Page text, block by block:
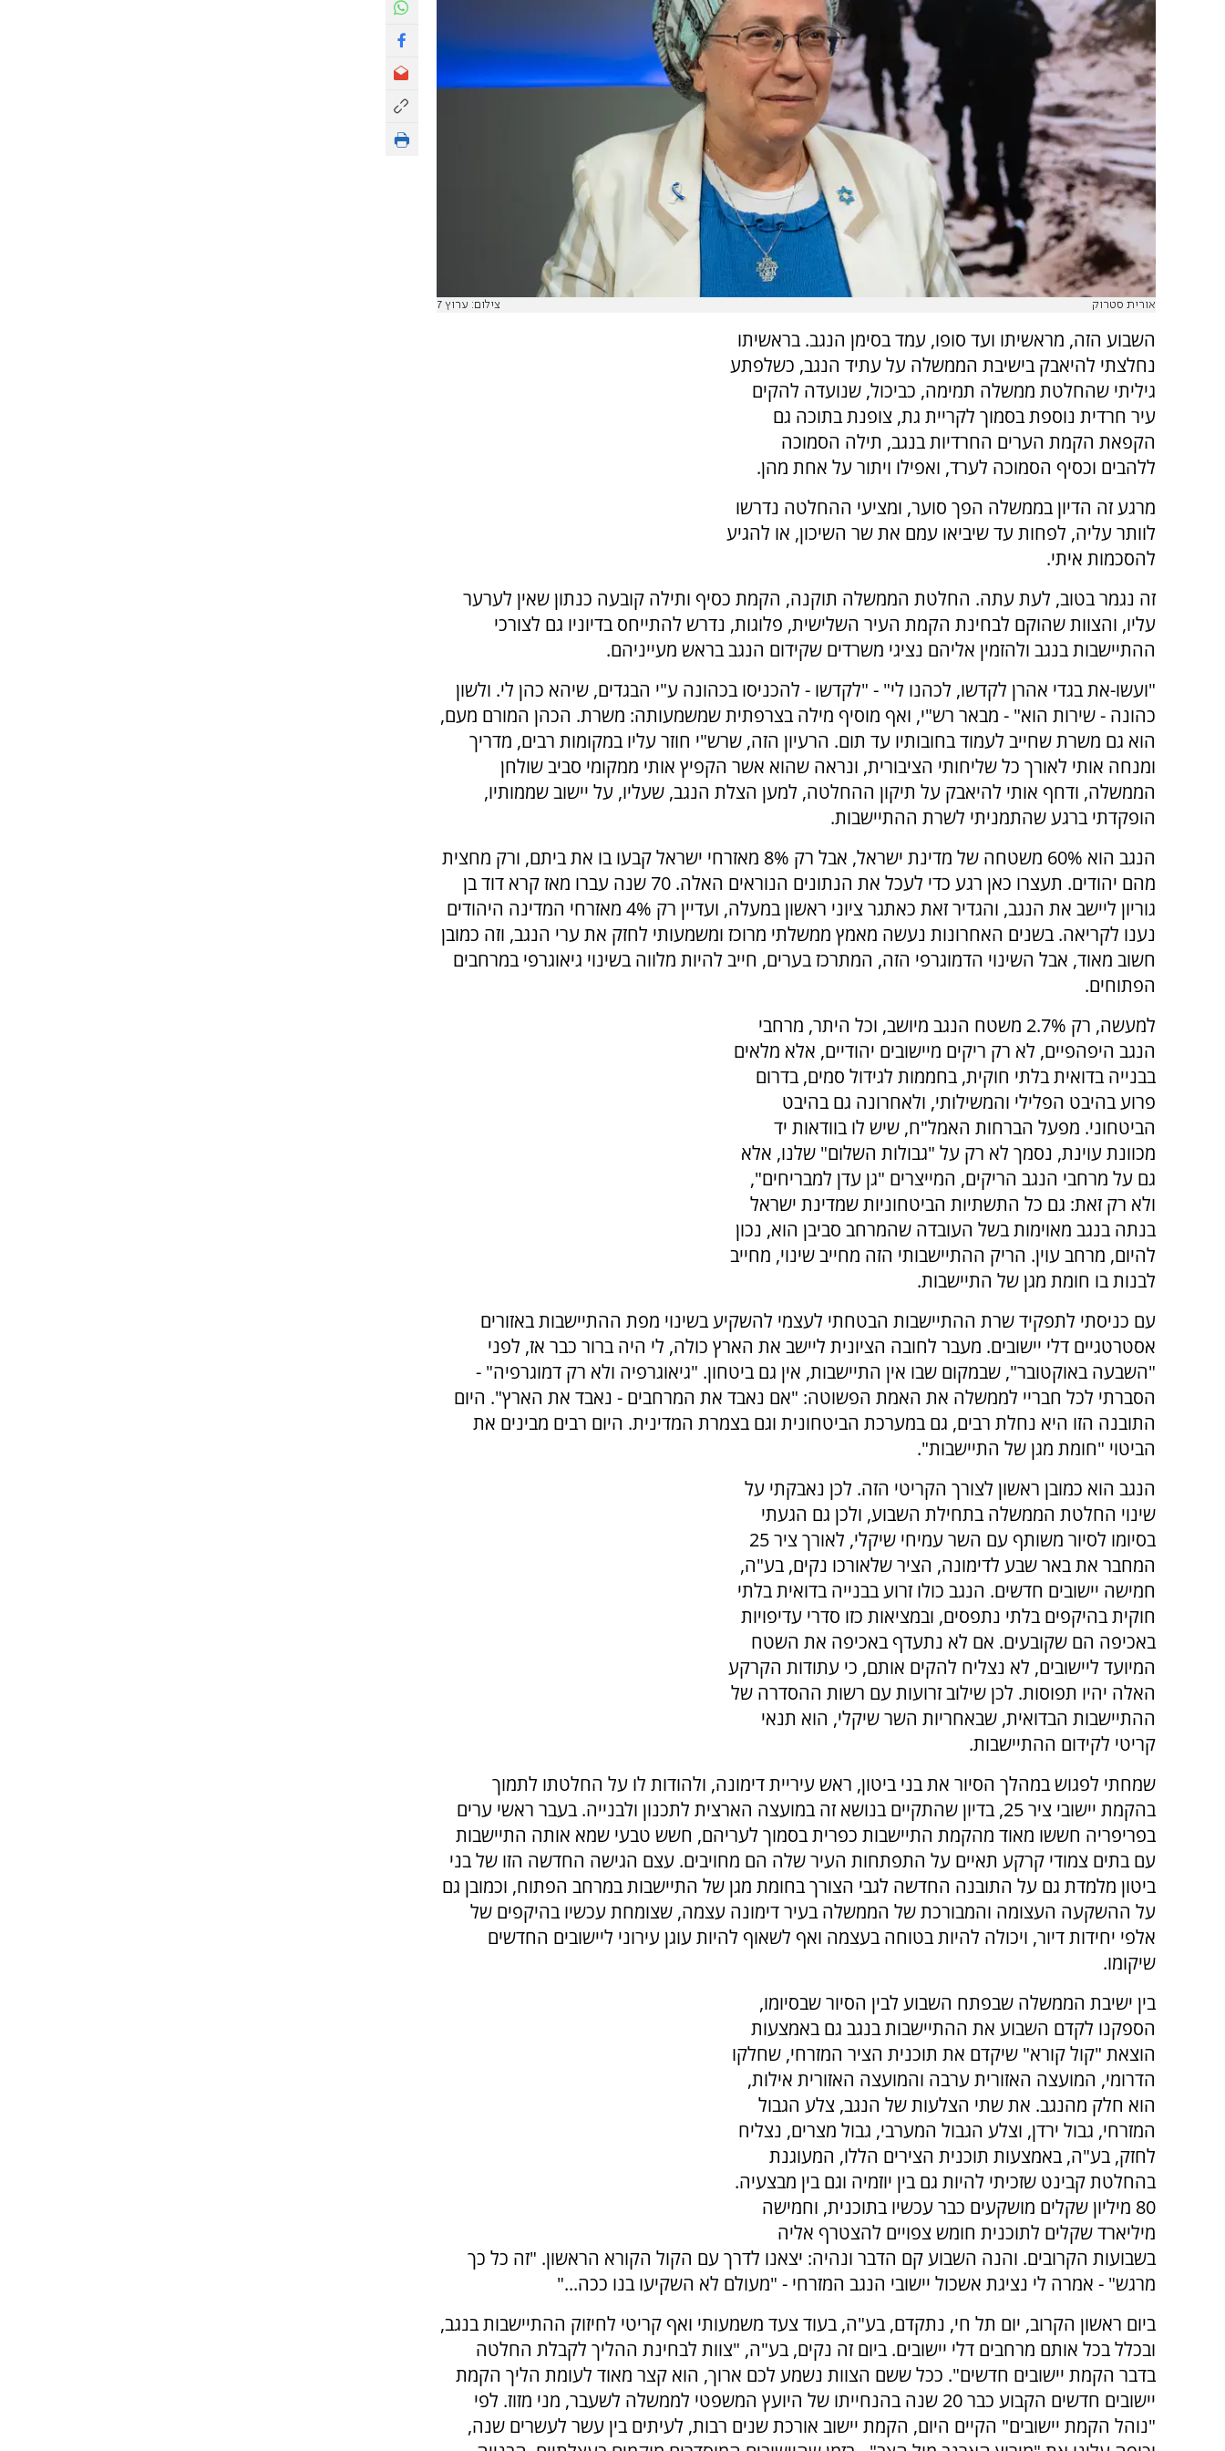
אורית סטרוק צילום: ערוץ 7
השבוע הזה, מראשיתו ועד סופו, עמד בסימן הנגב. בראשיתו
נחלצתי להיאבק בישיבת הממשלה על עתיד הנגב, כשלפתע
גיליתי שהחלטת ממשלה תמימה, כביכול, שנועדה להקים
עיר חרדית נוספת בסמוך לקריית גת, צופנת בתוכה גם
הקפאת הקמת הערים החרדיות בנגב, תילה הסמוכה
ללהבים וכסיף הסמוכה לערד, ואפילו ויתור על אחת מהן.
מרגע זה הדיון בממשלה הפך סוער, ומציעי ההחלטה נדרשו
לוותר עליה, לפחות עד שיביאו עמם את שר השיכון, או להגיע
להסכמות איתי.
זה נגמר בטוב, לעת עתה. החלטת הממשלה תוקנה, הקמת כסיף ותילה קובעה כנתון שאין לערער
עליו, והצוות שהוקם לבחינת הקמת העיר השלישית, פלוגות, נדרש להתייחס בדיוניו גם לצורכי
ההתיישבות בנגב ולהזמין אליהם נציגי משרדים שקידום הנגב בראש מעייניהם.
"ועשו-את בגדי אהרן לקדשו, לכהנו לי" - "לקדשו - להכניסו בכהונה ע"י הבגדים, שיהא כהן לי. ולשון
כהונה - שירות הוא" - מבאר רש"י, ואף מוסיף מילה בצרפתית שמשמעותה: משרת. הכהן המורם מעם,
הוא גם משרת שחייב לעמוד בחובותיו עד תום. הרעיון הזה, שרש"י חוזר עליו במקומות רבים, מדריך
ומנחה אותי לאורך כל שליחותי הציבורית, ונראה שהוא אשר הקפיץ אותי ממקומי סביב שולחן
הממשלה, ודחף אותי להיאבק על תיקון ההחלטה, למען הצלת הנגב, שעליו, על יישוב שממותיו,
הופקדתי ברגע שהתמניתי לשרת ההתיישבות.
הנגב הוא 60% משטחה של מדינת ישראל, אבל רק 8% מאזרחי ישראל קבעו בו את ביתם, ורק מחצית
מהם יהודים. תעצרו כאן רגע כדי לעכל את הנתונים הנוראים האלה. 70 שנה עברו מאז קרא דוד בן
גוריון ליישב את הנגב, והגדיר זאת כאתגר ציוני ראשון במעלה, ועדיין רק 4% מאזרחי המדינה היהודים
נענו לקריאה. בשנים האחרונות נעשה מאמץ ממשלתי מרוכז ומשמעותי לחזק את ערי הנגב, וזה כמובן
חשוב מאוד, אבל השינוי הדמוגרפי הזה, המתרכז בערים, חייב להיות מלווה בשינוי גיאוגרפי במרחבים
הפתוחים.
למעשה, רק 2.7% משטח הנגב מיושב, וכל היתר, מרחבי
הנגב היפהפיים, לא רק ריקים מיישובים יהודיים, אלא מלאים
בבנייה בדואית בלתי חוקית, בחממות לגידול סמים, בדרום
פרוע בהיבט הפלילי והמשילותי, ולאחרונה גם בהיבט
הביטחוני. מפעל הברחות האמל"ח, שיש לו בוודאות יד
מכוונת עוינת, נסמך לא רק על "גבולות השלום" שלנו, אלא
גם על מרחבי הנגב הריקים, המייצרים "גן עדן למבריחים",
ולא רק זאת: גם כל התשתיות הביטחוניות שמדינת ישראל
בנתה בנגב מאוימות בשל העובדה שהמרחב סביבן הוא, נכון
להיום, מרחב עוין. הריק ההתיישבותי הזה מחייב שינוי, מחייב
לבנות בו חומת מגן של התיישבות.
עם כניסתי לתפקיד שרת ההתיישבות הבטחתי לעצמי להשקיע בשינוי מפת ההתיישבות באזורים
אסטרטגיים דלי יישובים. מעבר לחובה הציונית ליישב את הארץ כולה, לי היה ברור כבר אז, לפני
"השבעה באוקטובר", שבמקום שבו אין התיישבות, אין גם ביטחון. "גיאוגרפיה ולא רק דמוגרפיה" -
הסברתי לכל חבריי לממשלה את האמת הפשוטה: "אם נאבד את המרחבים - נאבד את הארץ". היום
התובנה הזו היא נחלת רבים, גם במערכת הביטחונית וגם בצמרת המדינית. היום רבים מבינים את
הביטוי "חומת מגן של התיישבות".
הנגב הוא כמובן ראשון לצורך הקריטי הזה. לכן נאבקתי על
שינוי החלטת הממשלה בתחילת השבוע, ולכן גם הגעתי
בסיומו לסיור משותף עם השר עמיחי שיקלי, לאורך ציר 25
המחבר את באר שבע לדימונה, הציר שלאורכו נקים, בע"ה,
חמישה יישובים חדשים. הנגב כולו זרוע בבנייה בדואית בלתי
חוקית בהיקפים בלתי נתפסים, ובמציאות כזו סדרי עדיפויות
באכיפה הם שקובעים. אם לא נתעדף באכיפה את השטח
המיועד ליישובים, לא נצליח להקים אותם, כי עתודות הקרקע
האלה יהיו תפוסות. לכן שילוב זרועות עם רשות ההסדרה של
ההתיישבות הבדואית, שבאחריות השר שיקלי, הוא תנאי
קריטי לקידום ההתיישבות.
שמחתי לפגוש במהלך הסיור את בני ביטון, ראש עיריית דימונה, ולהודות לו על החלטתו לתמוך
בהקמת יישובי ציר 25, בדיון שהתקיים בנושא זה במועצה הארצית לתכנון ולבנייה. בעבר ראשי ערים
בפריפריה חששו מאוד מהקמת התיישבות כפרית בסמוך לעריהם, חשש טבעי שמא אותה התיישבות
עם בתים צמודי קרקע תאיים על התפתחות העיר שלה הם מחויבים. עצם הגישה החדשה הזו של בני
ביטון מלמדת גם על התובנה החדשה לגבי הצורך בחומת מגן של התיישבות במרחב הפתוח, וכמובן גם
על ההשקעה העצומה והמבורכת של הממשלה בעיר דימונה עצמה, שצומחת עכשיו בהיקפים של
אלפי יחידות דיור, ויכולה להיות בטוחה בעצמה ואף לשאוף להיות עוגן עירוני ליישובים החדשים
שיקומו.
בין ישיבת הממשלה שבפתח השבוע לבין הסיור שבסיומו,
הספקנו לקדם השבוע את ההתיישבות בנגב גם באמצעות
הוצאת "קול קורא" שיקדם את תוכנית הציר המזרחי, שחלקו
הדרומי, המועצה האזורית ערבה והמועצה האזורית אילות,
הוא חלק מהנגב. את שתי הצלעות של הנגב, צלע הגבול
המזרחי, גבול ירדן, וצלע הגבול המערבי, גבול מצרים, נצליח
לחזק, בע"ה, באמצעות תוכנית הצירים הללו, המעוגנת
בהחלטת קבינט שזכיתי להיות גם בין יוזמיה וגם בין מבצעיה.
80 מיליון שקלים מושקעים כבר עכשיו בתוכנית, וחמישה
מיליארד שקלים לתוכנית חומש צפויים להצטרף אליה
בשבועות הקרובים. והנה השבוע קם הדבר ונהיה: יצאנו לדרך עם הקול הקורא הראשון. "זה כל כך
מרגש" - אמרה לי נציגת אשכול יישובי הנגב המזרחי - "מעולם לא השקיעו בנו ככה..."
ביום ראשון הקרוב, יום תל חי, נתקדם, בע"ה, בעוד צעד משמעותי ואף קריטי לחיזוק ההתיישבות בנגב,
ובכלל בכל אותם מרחבים דלי יישובים. ביום זה נקים, בע"ה, "צוות לבחינת ההליך לקבלת החלטה
בדבר הקמת יישובים חדשים". ככל ששם הצוות נשמע לכם ארוך, הוא קצר מאוד לעומת הליך הקמת
יישובים חדשים הקבוע כבר 20 שנה בהנחייתו של היועץ המשפטי לממשלה לשעבר, מני מזוז. לפי
"נוהל הקמת יישובים" הקיים היום, הקמת יישוב אורכת שנים רבות, לעיתים בין עשר לעשרים שנה,